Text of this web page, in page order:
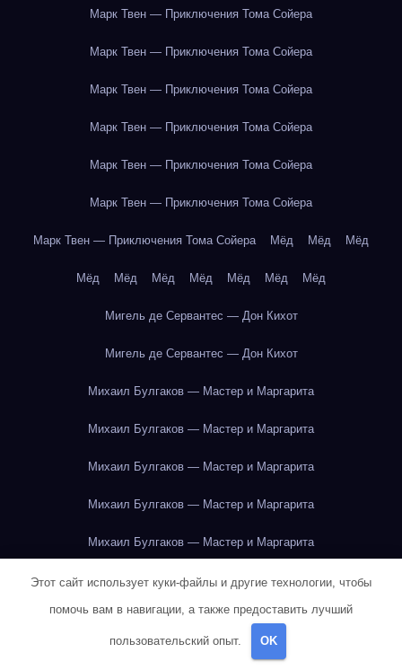
Марк Твен — Приключения Тома Сойера
Марк Твен — Приключения Тома Сойера
Марк Твен — Приключения Тома Сойера
Марк Твен — Приключения Тома Сойера
Марк Твен — Приключения Тома Сойера
Марк Твен — Приключения Тома Сойера
Марк Твен — Приключения Тома Сойера Мёд Мёд Мёд
Мёд Мёд Мёд Мёд Мёд Мёд Мёд
Мигель де Сервантес — Дон Кихот
Мигель де Сервантес — Дон Кихот
Михаил Булгаков — Мастер и Маргарита
Михаил Булгаков — Мастер и Маргарита
Михаил Булгаков — Мастер и Маргарита
Михаил Булгаков — Мастер и Маргарита
Михаил Булгаков — Мастер и Маргарита
Михаил Булгаков — Мастер и Маргарита
Михаил Булгаков — Мастер и Маргарита
Михаил Булгаков — Мастер и Маргарита
Этот сайт использует куки-файлы и другие технологии, чтобы
помочь вам в навигации, а также предоставить лучший
пользовательский опыт. OK